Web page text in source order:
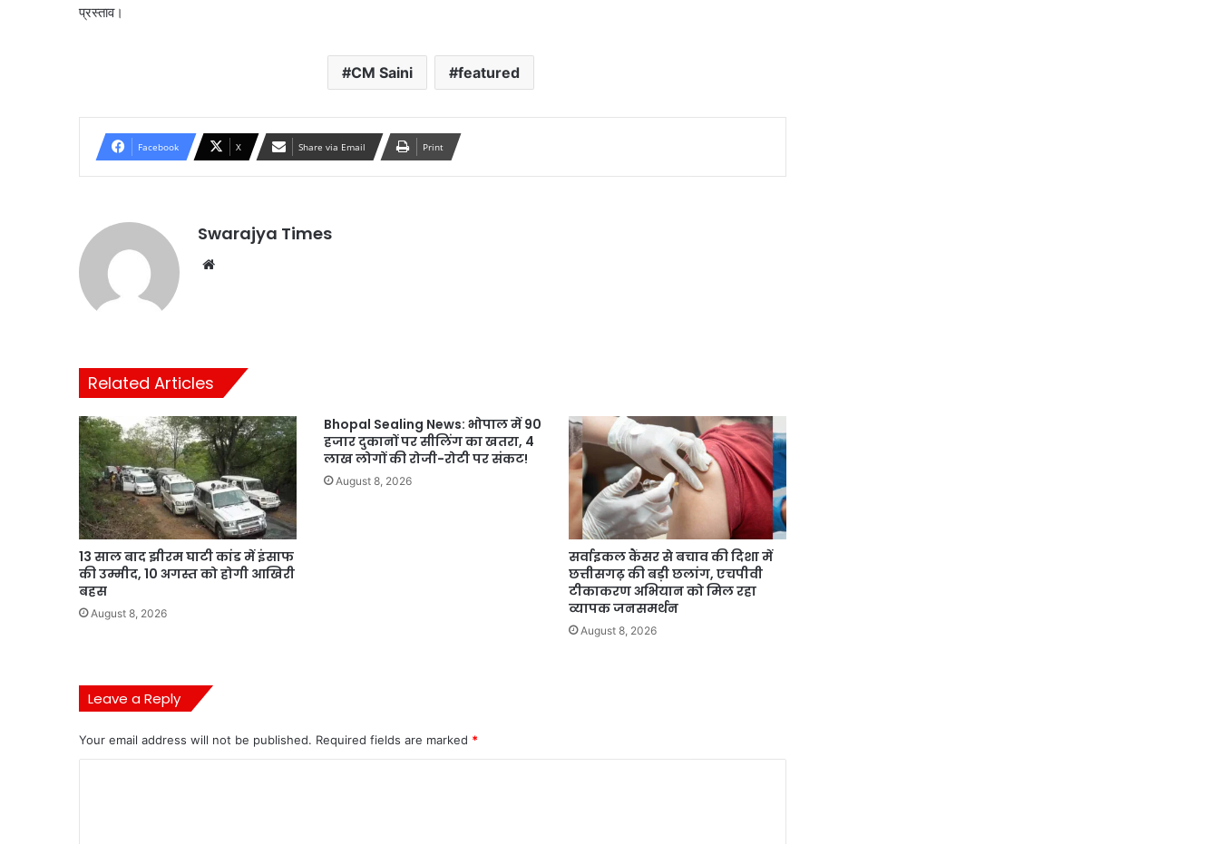
प्रस्ताव।
CM Saini featured
Facebook X Share via Email Print
Swarajya Times
Related Articles
13 साल बाद झीरम घाटी कांड में इंसाफ
की उम्मीद, 10 अगस्त को होगी आखिरी
बहस
August 8, 2026
Bhopal Sealing News: भोपाल में 90
हजार दुकानों पर सीलिंग का खतरा, 4
लाख लोगों की रोजी-रोटी पर संकट!
August 8, 2026
सर्वाइकल कैंसर से बचाव की दिशा में
छत्तीसगढ़ की बड़ी छलांग, एचपीवी
टीकाकरण अभियान को मिल रहा
व्यापक जनसमर्थन
August 8, 2026
Leave a Reply
Your email address will not be published. Required fields are marked *